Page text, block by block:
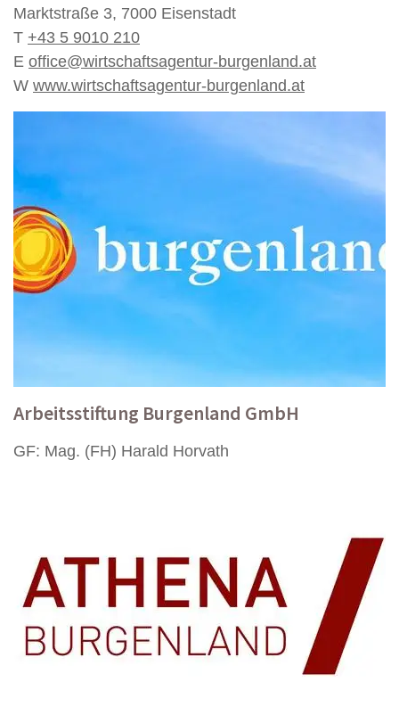
Marktstraße 3, 7000 Eisenstadt
T +43 5 9010 210
E office@wirtschaftsagentur-burgenland.at
W www.wirtschaftsagentur-burgenland.at
Arbeitsstiftung Burgenland GmbH
GF: Mag. (FH) Harald Horvath